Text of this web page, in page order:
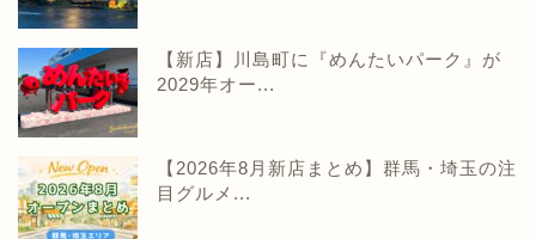
【新店】川島町に『めんたいパーク』が
2029年オー...
【2026年8月新店まとめ】群馬・埼玉の注
目グルメ...